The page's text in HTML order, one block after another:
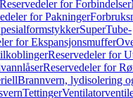
Reservedeler for Forbindelser
for Pakninger
SuperTube-
for Ekspansjonsmuffer
Reservedeler for
Reservedeler for
Brannvern, lydisolering
Tettinger